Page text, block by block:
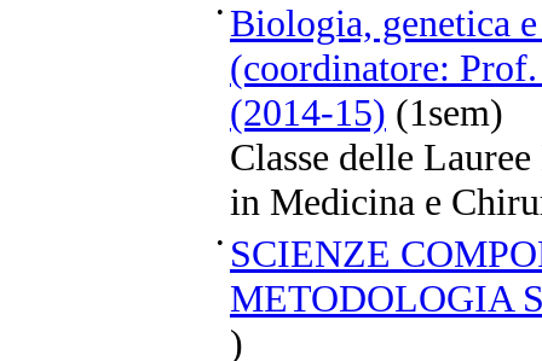
• Biologia, genetica
(coordinatore:
(2014-15) (1sem)
Classe delle
in Medicina e
• SCIENZE
METODOLOGIA
)